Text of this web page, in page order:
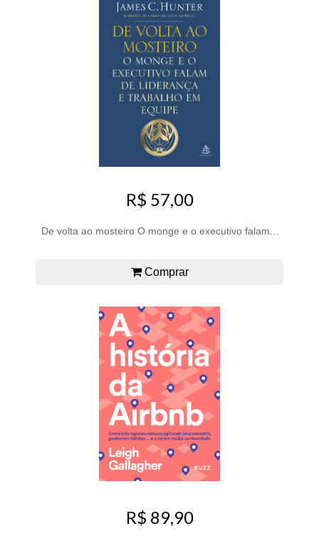
R$ 57,00
De volta ao mosteiro O monge e o executivo falam...
Comprar
R$ 89,90